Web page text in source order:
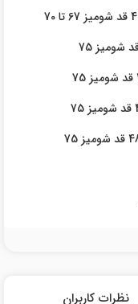
نظرات کاربران